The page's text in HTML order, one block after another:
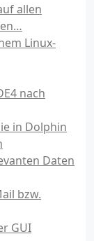
allen
Linux-
nach
in Dolphin
Daten
bzw.
GUI